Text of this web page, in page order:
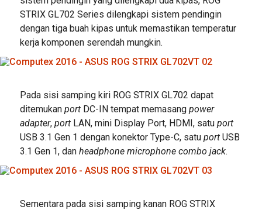
STRIX GL702 Series dilengkapi sistem pendingin
dengan tiga buah kipas untuk memastikan temperatur
kerja komponen serendah mungkin.
Pada sisi samping kiri ROG STRIX GL702 dapat
ditemukan portDC-IN tempat memasang power
adapter, port LAN, mini Display Port, HDMI, satu port
USB 3.1 Gen 1 dengan konektor Type-C, satu portUSB
3.1 Gen 1, dan headphone microphone combo jack.
Sementara pada sisi samping kanan ROG STRIX